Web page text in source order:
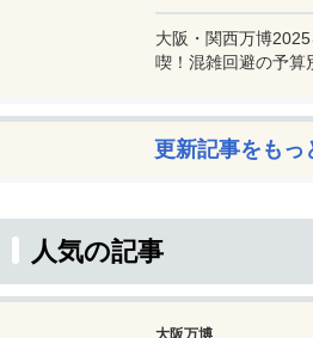
大阪・関西万博
喫！混雑回避の予算
更新記事をもっ
人気の記事
大阪万博